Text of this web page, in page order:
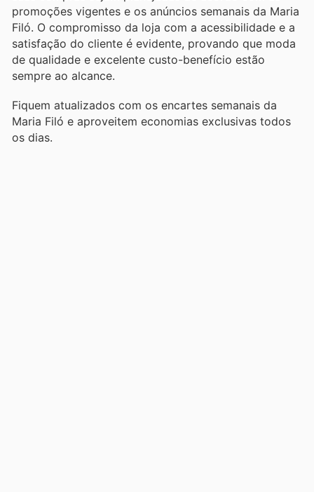
promoções vigentes e os anúncios semanais da Maria
Filó. O compromisso da loja com a acessibilidade e a
satisfação do cliente é evidente, provando que moda
de qualidade e excelente custo-benefício estão
sempre ao alcance.
Fiquem atualizados com os encartes semanais da
Maria Filó e aproveitem economias exclusivas todos
os dias.